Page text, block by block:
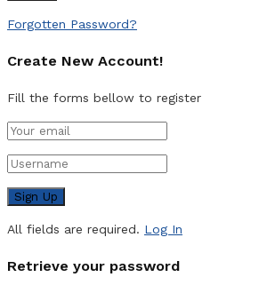
Forgotten Password?
Create New Account!
Fill the forms bellow to register
All fields are required. Log In
Retrieve your password